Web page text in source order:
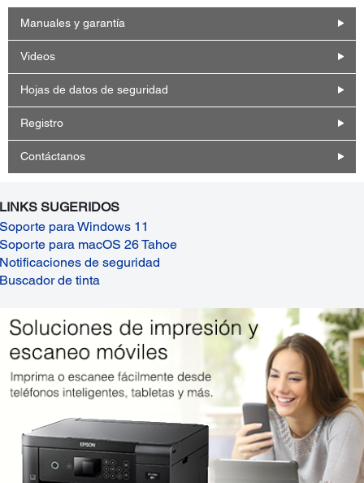
Manuales y garantía
Videos
Hojas de datos de seguridad
Registro
Contáctanos
LINKS SUGERIDOS
Soporte para Windows 11
Soporte para macOS 26 Tahoe
Notificaciones de seguridad
Buscador de tinta